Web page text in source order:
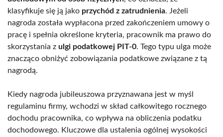
klasyfikuje się ją jako przychód z zatrudnienia. Jeżeli
nagroda została wypłacona przed zakończeniem umowy o
pracę i spełnia określone kryteria, pracownik ma prawo do
skorzystania z ulgi podatkowej PIT-0. Tego typu ulga może
znacząco obniżyć zobowiązania podatkowe związane z tą
nagrodą.
Kiedy nagroda jubileuszowa przyznawana jest w myśl
regulaminu firmy, wchodzi w skład całkowitego rocznego
dochodu pracownika, co wpływa na obliczenia podatku
dochodowego. Kluczowe dla ustalenia ogólnej wysokości